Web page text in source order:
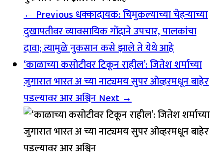
← Previousधक्कादायक: चिमुकल्याच्या चेहऱ्याच्या
दुखापतीवर व्यावसायिक गोंदाने उपचार, पालकांचा
दावा; त्यामुळे नुकसान कसे झाले ते येथे आहे
‘काळाच्या कसोटीवर टिकून राहील’: जितेश शर्माच्या
जुगारात भारत अ च्या नाट्यमय सुपर ओव्हरमधून बाहेर
पडल्यावर आर अश्विनNext →